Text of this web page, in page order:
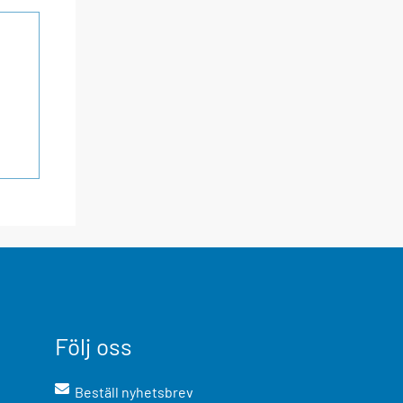
Följ oss
Beställ nyhetsbrev